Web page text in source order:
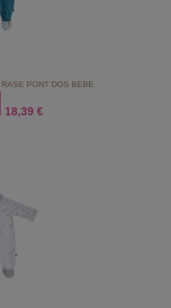
PONT DOS BEBE
18,39 €